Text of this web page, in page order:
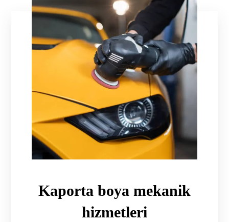
Kaporta boya mekanik
hizmetleri